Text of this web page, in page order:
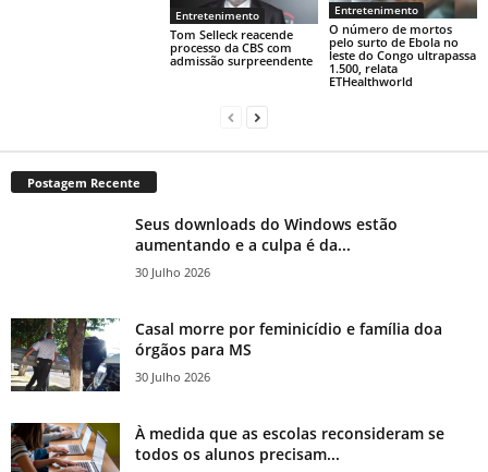
Entretenimento
Tom Selleck reacende
processo da CBS com
admissão surpreendente
Entretenimento
O número de mortos
pelo surto de Ebola no
leste do Congo ultrapassa
1.500, relata
ETHealthworld
Postagem Recente
Seus downloads do Windows estão
aumentando e a culpa é da...
30 Julho 2026
Casal morre por feminicídio e família doa
órgãos para MS
30 Julho 2026
À medida que as escolas reconsideram se
todos os alunos precisam...